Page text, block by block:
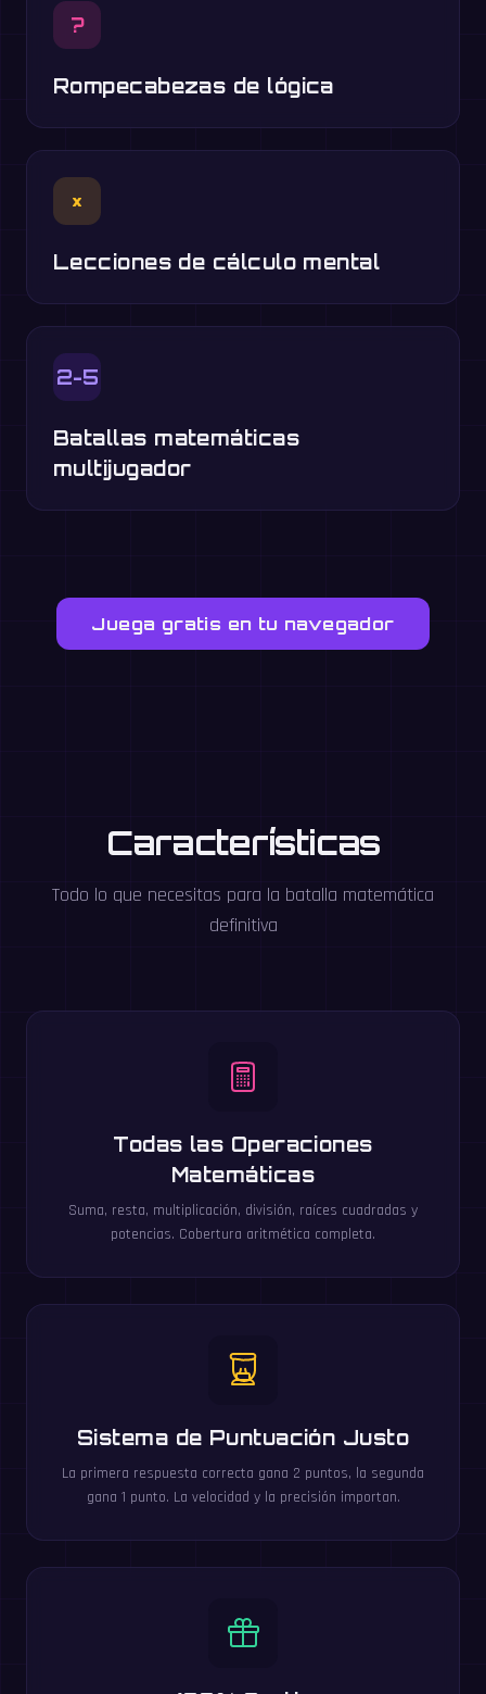
?
Rompecabezas de lógica
×
Lecciones de cálculo mental
2-5
Batallas matemáticas
multijugador
Juega gratis en tu navegador
Características
Todo lo que necesitas para la batalla matemática
definitiva
Todas las Operaciones
Matemáticas
Suma, resta, multiplicación, división, raíces cuadradas y
potencias. Cobertura aritmética completa.
Sistema de Puntuación Justo
La primera respuesta correcta gana 2 puntos, la segunda
gana 1 punto. La velocidad y la precisión importan.